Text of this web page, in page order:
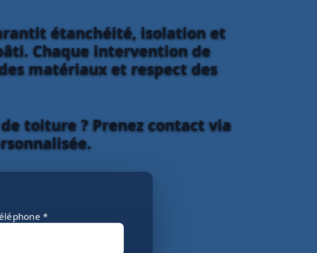
étanchéité, isolation et
Chaque intervention de
matériaux et respect des
toiture ? Prenez contact via
*